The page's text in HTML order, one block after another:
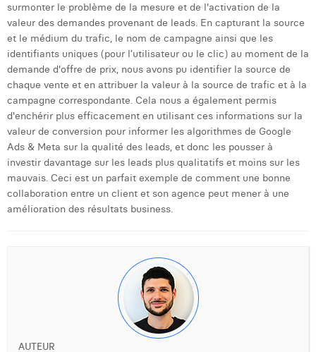
surmonter le problème de la mesure et de l'activation de la
valeur des demandes provenant de leads. En capturant la source
et le médium du trafic, le nom de campagne ainsi que les
identifiants uniques (pour l’utilisateur ou le clic) au moment de la
demande d'offre de prix, nous avons pu identifier la source de
chaque vente et en attribuer la valeur à la source de trafic et à la
campagne correspondante. Cela nous a également permis
d'enchérir plus efficacement en utilisant ces informations sur la
valeur de conversion pour informer les algorithmes de Google
Ads & Meta sur la qualité des leads, et donc les pousser à
investir davantage sur les leads plus qualitatifs et moins sur les
mauvais. Ceci est un parfait exemple de comment une bonne
collaboration entre un client et son agence peut mener à une
amélioration des résultats business.
AUTEUR